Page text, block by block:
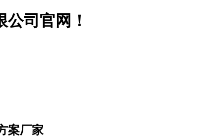
司官网！
案厂家